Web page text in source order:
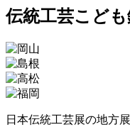
伝統工芸こど
日本伝統工芸展の地方